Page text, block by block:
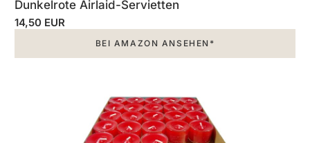
Dunkelrote Airlaid-Servietten
14,50 EUR
BEI AMAZON ANSEHEN*